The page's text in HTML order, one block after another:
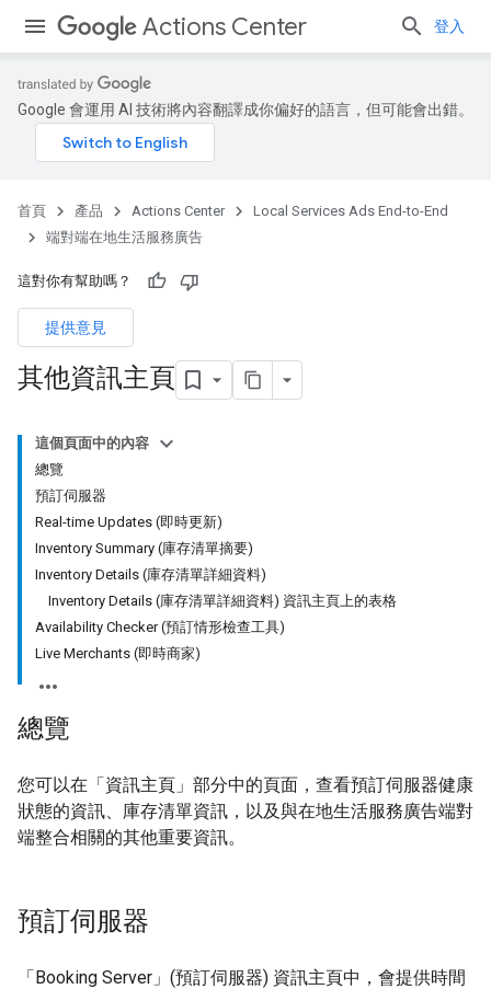
Actions Center 登入
Google 會運用 AI 技術將內容翻譯成你偏好的語言，但可能會出錯。
首頁 產品 Actions Center
Local Services Ads End-to-End
端對端在地生活服務廣告
這對你有幫助嗎？
提供意見
其他資訊主頁
這個頁面中的內容
總覽
預訂伺服器
Real-time Updates (即時更新)
Inventory Summary (庫存清單摘要)
Inventory Details (庫存清單詳細資料)
Inventory Details (庫存清單詳細資料) 資訊主頁上的表格
Availability Checker (預訂情形檢查工具)
Live Merchants (即時商家)
總覽
您可以在「資訊主頁」部分中的頁面，查看預訂伺服器健康
狀態的資訊、庫存清單資訊，以及與在地生活服務廣告端對
端整合相關的其他重要資訊。
預訂伺服器
「Booking Server」(預訂伺服器) 資訊主頁中，會提供時間